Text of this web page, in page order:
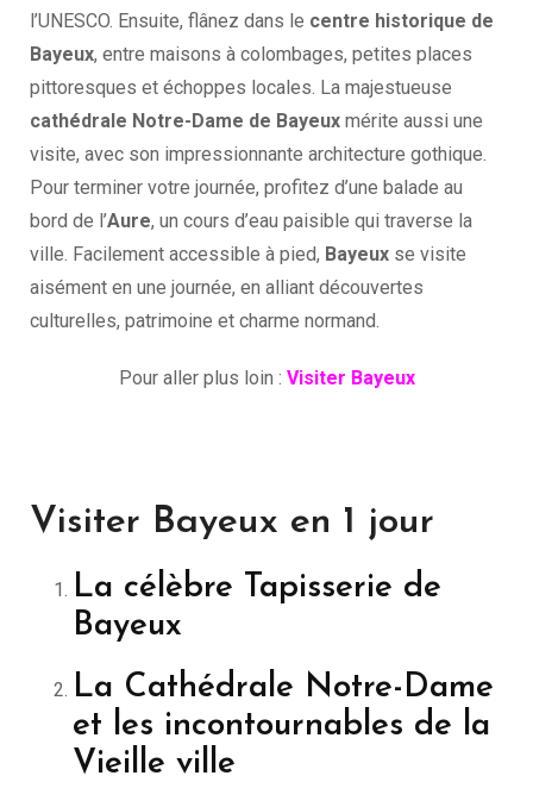
l’UNESCO. Ensuite, flânez dans le centre historique de
Bayeux, entre maisons à colombages, petites places
pittoresques et échoppes locales. La majestueuse
cathédrale Notre-Dame de Bayeux mérite aussi une
visite, avec son impressionnante architecture gothique.
Pour terminer votre journée, profitez d’une balade au
bord de l’Aure, un cours d’eau paisible qui traverse la
ville. Facilement accessible à pied, Bayeux se visite
aisément en une journée, en alliant découvertes
culturelles, patrimoine et charme normand.
Pour aller plus loin : Visiter Bayeux
Visiter Bayeux en 1 jour
La célèbre Tapisserie de
Bayeux
La Cathédrale Notre-Dame
et les incontournables de la
Vieille ville